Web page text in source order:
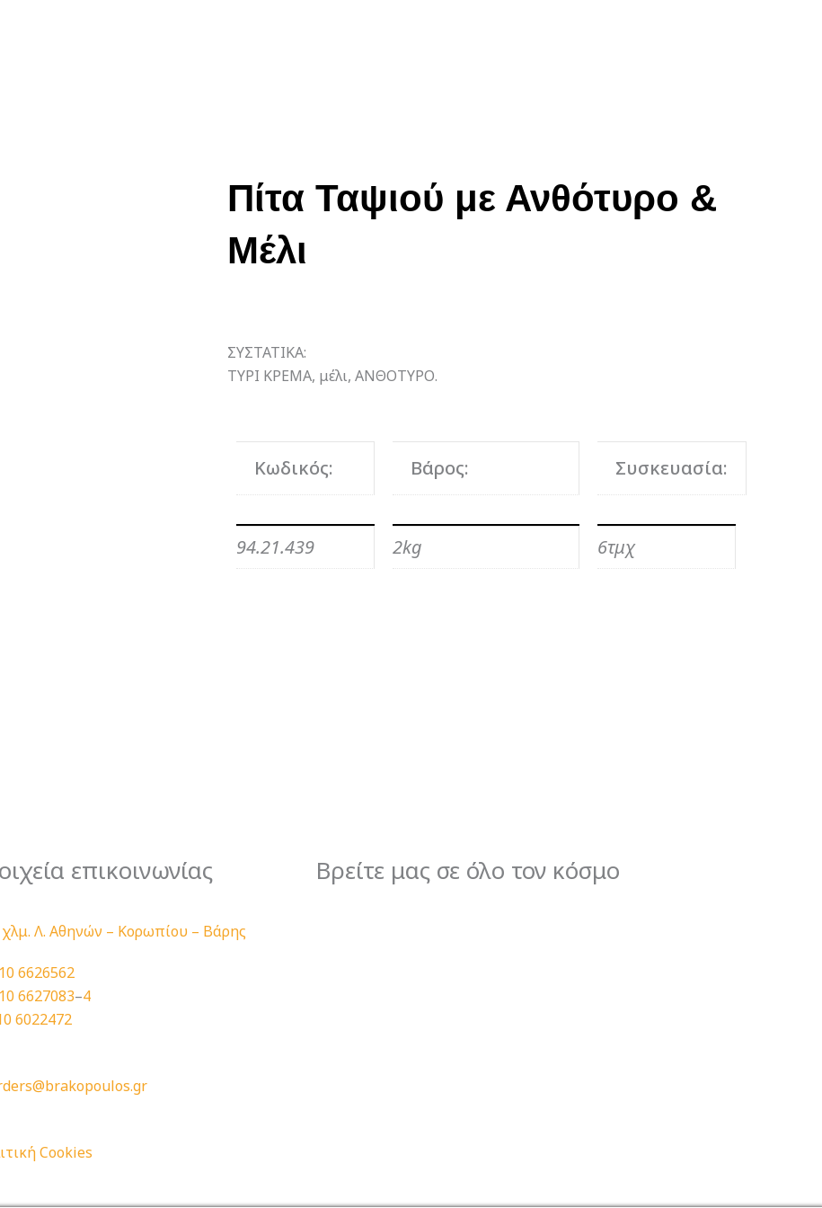
Πίτα Ταψιού με Ανθότυρο &
Μέλι
ΣΥΣΤΑΤΙΚΑ:
ΤΥΡΙ ΚΡΕΜΑ, μέλι, ΑΝΘΟΤΥΡΟ.
Κωδικός:
94.21.439
Βάρος:
2kg
Συσκευασία:
6τμχ
επικοινωνίας
χλμ. Λ. Αθηνών – Κορωπίου – Βάρης
6626562
6627083–4
6022472
Cookies
Βρείτε μας σε όλο τον κόσμο